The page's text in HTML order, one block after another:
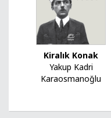
Kiralık Konak
Yakup Kadri
Karaosmanoğlu